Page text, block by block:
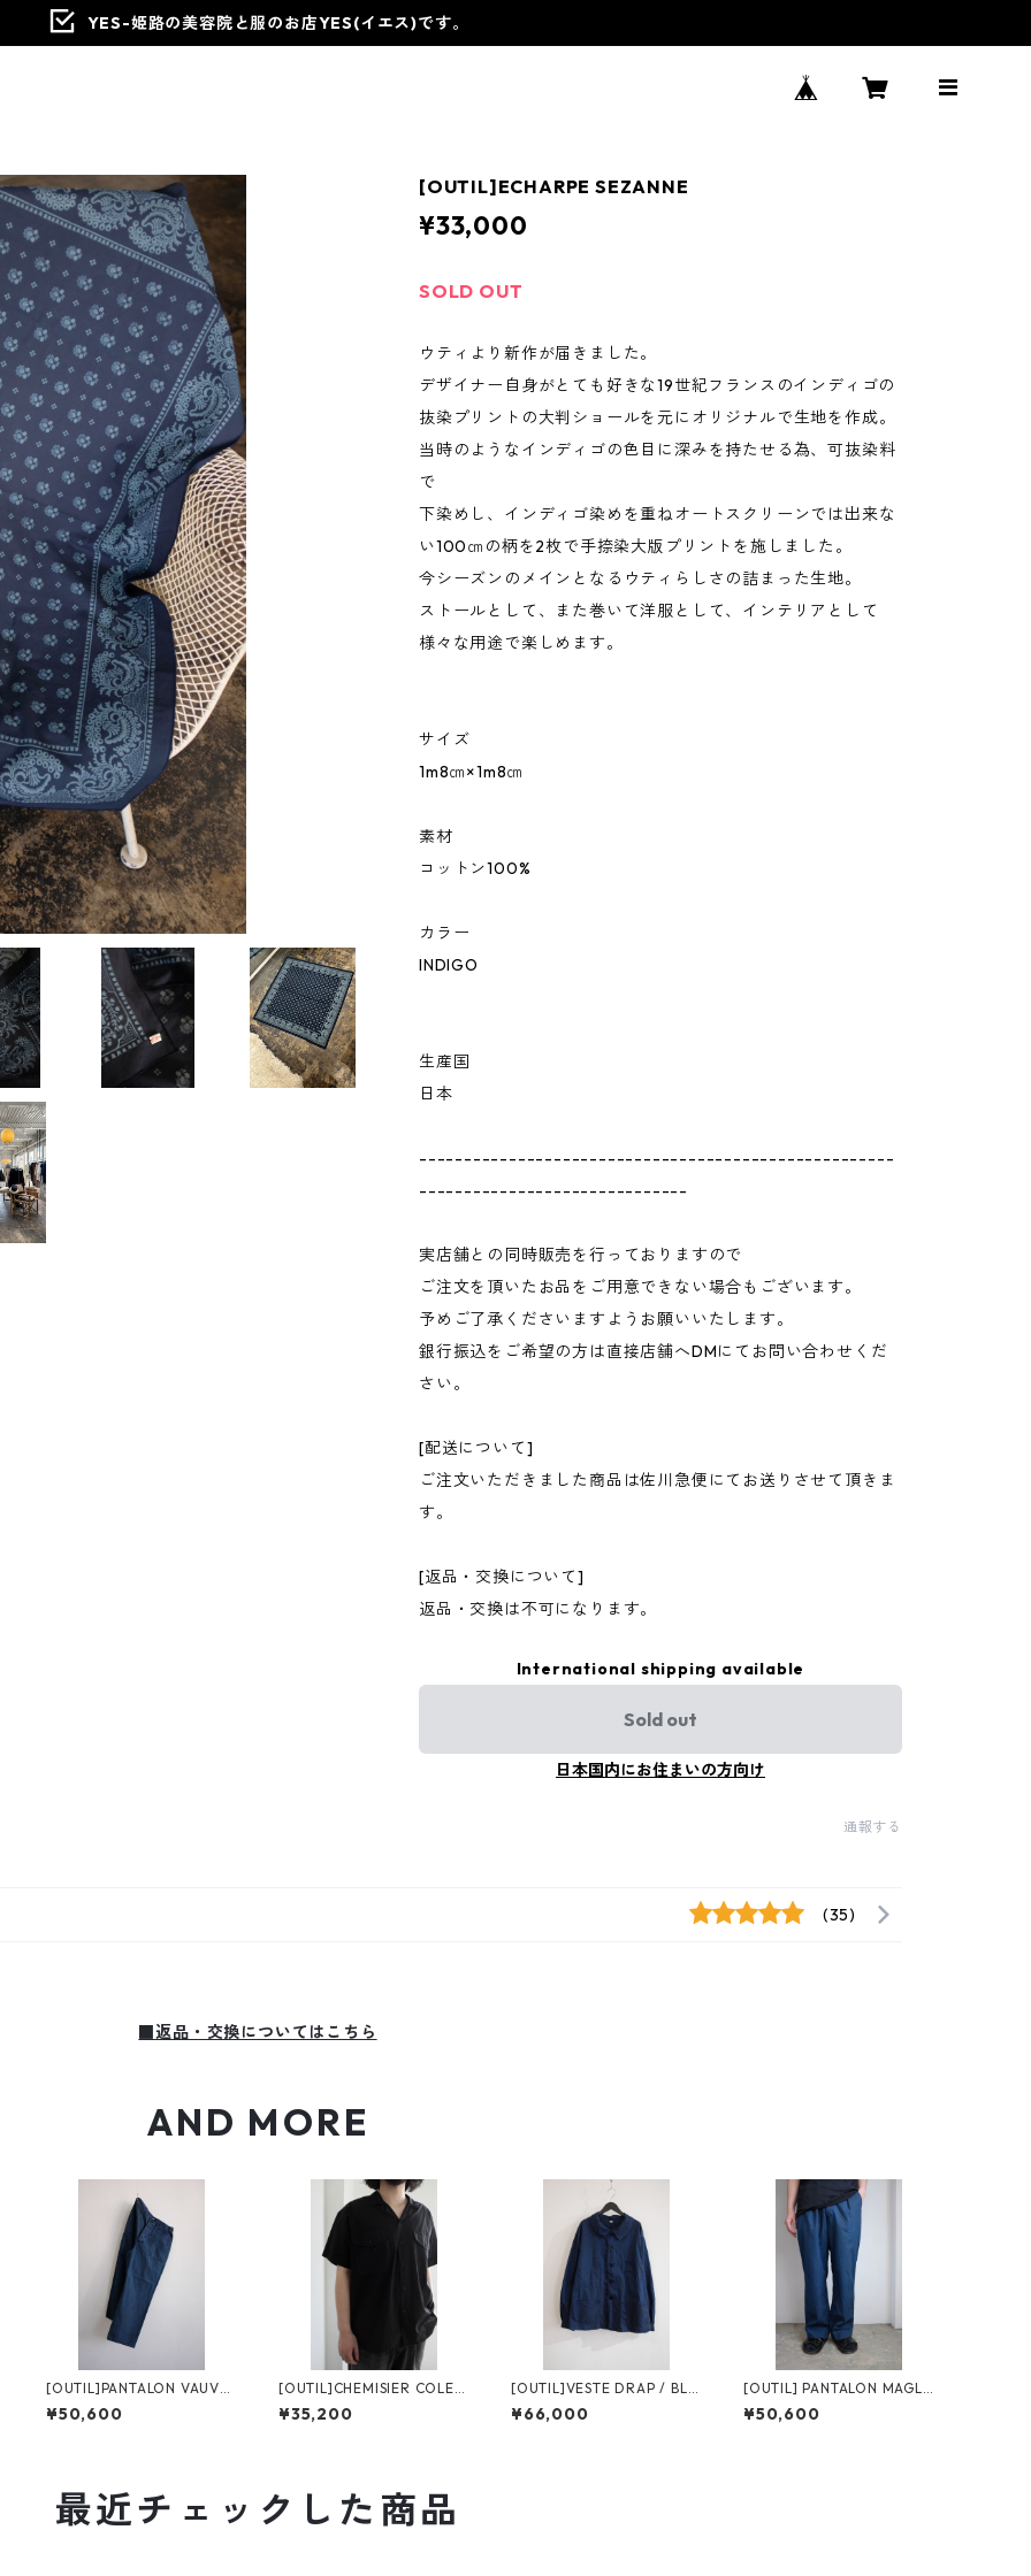
YES-姫路の美容院と服のお店YES(イエス)です。
[OUTIL]ECHARPE SEZANNE
¥33,000
SOLD OUT
ウティより新作が届きました。
デザイナー自身がとても好きな19世紀フランスのインディゴの
抜染プリントの大判ショールを元にオリジナルで生地を作成。
当時のようなインディゴの色目に深みを持たせる為、可抜染料
で
下染めし、インディゴ染めを重ねオートスクリーンでは出来な
い100㎝の柄を2枚で手捺染大版プリントを施しました。
今シーズンのメインとなるウティらしさの詰まった生地。
ストールとして、また巻いて洋服として、インテリアとして
様々な用途で楽しめます。
サイズ
1m8㎝×1m8㎝
素材
コットン100%
カラー
INDIGO
生産国
日本
-----------------------------------------------------
------------------------------
実店舗との同時販売を行っておりますので
ご注文を頂いたお品をご用意できない場合もございます。
予めご了承くださいますようお願いいたします。
銀行振込をご希望の方は直接店舗へDMにてお問い合わせくだ
さい。
[配送について]
ご注文いただきました商品は佐川急便にてお送りさせて頂きま
す。
[返品・交換について]
返品・交換は不可になります。
International shipping available
Sold out
日本国内にお住まいの方向け
通報する
(35)
■返品・交換についてはこちら
AND MORE
[OUTIL]PANTALON VAUVE
RT
¥50,600
[OUTIL]CHEMISIER COLET
TA
¥35,200
[OUTIL]VESTE DRAP / BLA
CK INDIGO
¥66,000
[OUTIL] PANTALON MAGLI
OC / BLACK INDIGO
¥50,600
最近チェックした商品